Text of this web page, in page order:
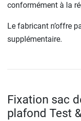
conformément à la
Le fabricant n’offre
supplémentaire.
Fixation sac
plafond Test